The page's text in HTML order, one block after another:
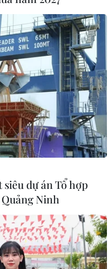
dự án Tổ hợp
Ninh